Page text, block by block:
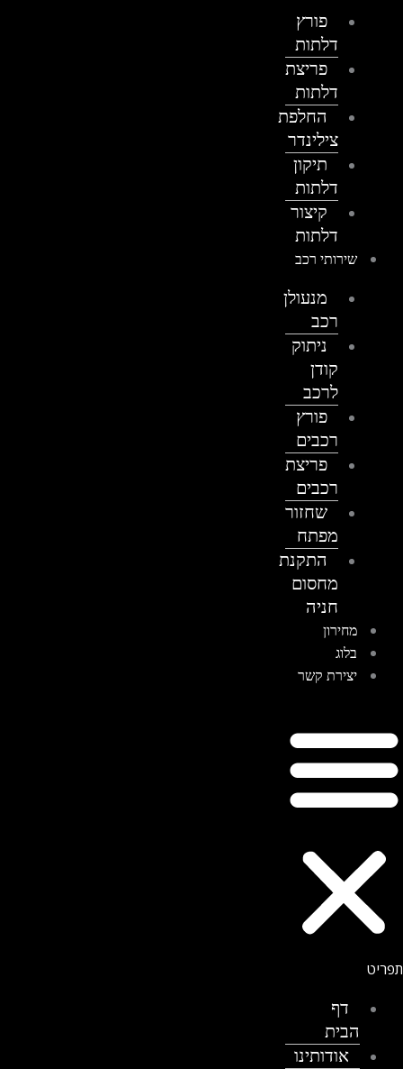
פורץ
דלתות
פריצת
דלתות
החלפת
צילינדר
תיקון
דלתות
קיצור
דלתות
שירותי רכב
מנעולן
ניתוק
לרכב
פורץ
רכבים
פריצת
רכבים
שחזור
מפתח
התקנת
מחסום
מחירון
בלוג
יצירת קשר
דף
הבית
אודותינו